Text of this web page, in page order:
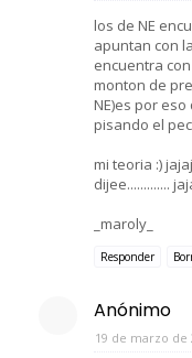
los de NE
apuntan con
encuentra
monton de
NE)es por
pisando el
mi teoria :)
dijee.............
_maroly_
Responder
Anónimo
19 de marzo de